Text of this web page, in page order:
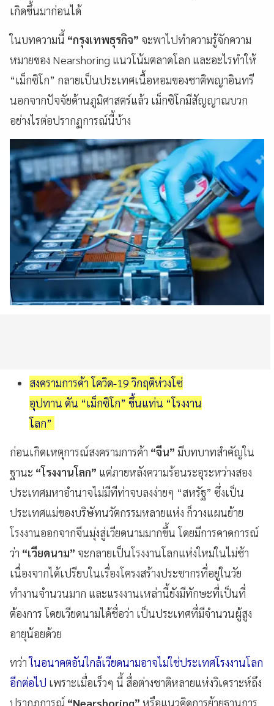
เกิดขึ้นมาก่อนได้
ในบทความนี้ “กรุงเทพธุรกิจ” จะพาไปทำความรู้จักความ
หมายของ Nearshoring แนวโน้มตลาดโลก และอะไรทำให้
“เม็กซิโก” กลายเป็นประเทศเนื้อหอมของชาติพญาอินทรี
นอกจากปัจจัยด้านภูมิศาสตร์แล้ว เม็กซิโกมีสัญญาณบวก
อย่างไรต่อปรากฏการณ์นี้บ้าง
สงครามการค้า โควิด-19 วิกฤติห่วงโซ่
อุปทาน ดัน “เม็กซิโก” ขึ้นแท่น “โรงงาน
โลก”
ก่อนเกิดเหตุการณ์สงครามการค้า “จีน” มีบทบาทสำคัญใน
ฐานะ “โรงงานโลก” แต่ภายหลังความร้อนระอุระหว่างสอง
ประเทศมหาอำนาจไม่มีทีท่าจบลงง่ายๆ “สหรัฐ” ซึ่งเป็น
ประเทศแม่ของบริษัทนวัตกรรมหลายแห่ง ก็วางแผนย้าย
โรงงานออกจากจีนมุ่งสู่เวียดนามมากขึ้น โดยมีการคาดการณ์
ว่า “เวียดนาม” จะกลายเป็นโรงงานโลกแห่งใหม่ในไม่ช้า
เนื่องจากได้เปรียบในเรื่องโครงสร้างประชากรที่อยู่ในวัย
ทำงานจำนวนมาก และแรงงานเหล่านี้ยังมีทักษะที่เป็นที่
ต้องการ โดยเวียดนามได้ชื่อว่า เป็นประเทศที่มีจำนวนผู้สูง
อายุน้อยด้วย
ทว่าในอนาคตอันใกล้เวียดนามอาจไม่ใช่ประเทศโรงงานโลก
อีกต่อไป เพราะเมื่อเร็วๆ นี้ สื่อต่างชาติหลายแห่งวิเคราะห์ถึง
ปรากฏการณ์ “Nearshoring” หรือแนวคิดการย้ายฐานการ